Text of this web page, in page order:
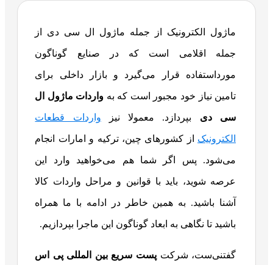
ماژول الکترونیک از جمله ماژول ال سی دی از
جمله اقلامی است که در صنایع گوناگون
مورداستفاده قرار می‌گیرد و بازار داخلی برای
تامین نیاز خود مجبور است که به واردات ماژول ال
سی دی بپردازد. معمولا نیز واردات قطعات
الکترونیک از کشورهای چین، ترکیه و امارات انجام
می‌شود. پس اگر شما هم می‌خواهید وارد این
عرصه شوید، باید با قوانین و مراحل واردات کالا
آشنا باشید. به همین خاطر در ادامه با ما همراه
باشید تا نگاهی به ابعاد گوناگون این ماجرا بپردازیم.
گفتنی‌ست، شرکت پست سریع بین المللی پی اس